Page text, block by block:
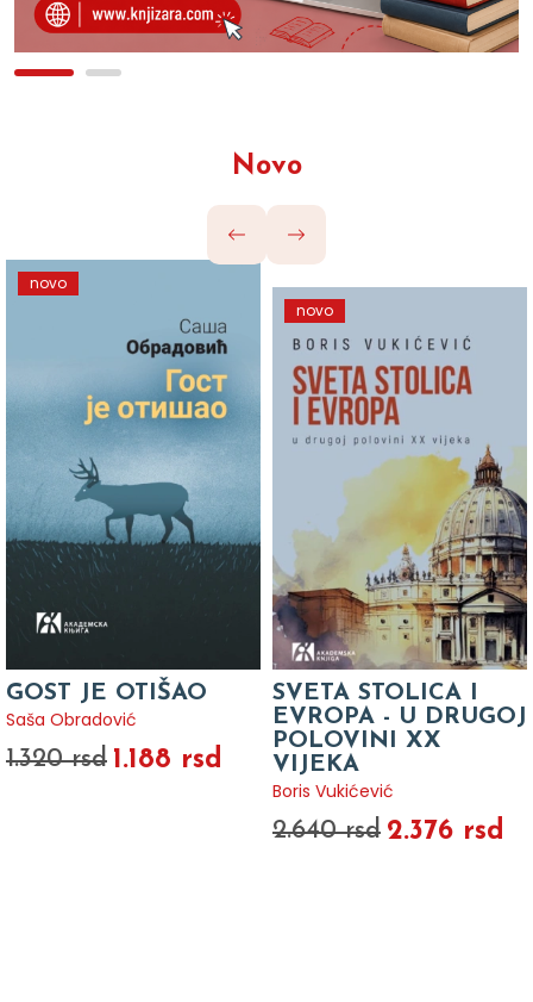
Novo
novo
GOST JE OTIŠAO
Saša Obradović
1.320 rsd 1.188 rsd
novo
SVETA STOLICA I
EVROPA - U DRUGOJ
POLOVINI XX
VIJEKA
Boris Vukićević
2.640 rsd 2.376 rsd